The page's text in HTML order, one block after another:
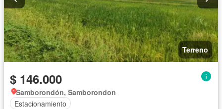
Terreno
$ 146.000
Samborondón, Samborondon
Estacionamiento